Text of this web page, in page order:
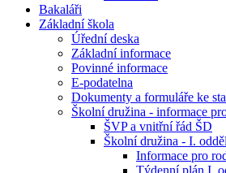
Bakaláři
Základní škola
Úřední deska
Základní informace
Povinné informace
E-podatelna
Dokumenty a formuláře ke
Školní družina - informace
ŠVP a vnitřní řád ŠD
Školní družina - I.
Informace pro
Týdenní plán I.